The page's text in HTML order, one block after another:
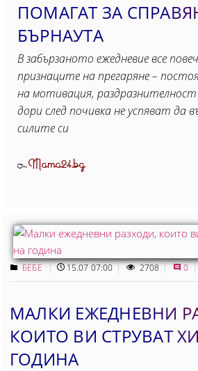
ПОМАГАТ ЗА
БЪРНАУТА
В забързаното ежедневие все
признаците на прегаряне –
на мотивация,
дори след почивка не успяват да
силите си
ОтMama24.bg
БЕБЕ 15.07 07:00 2708 0
МАЛКИ ЕЖЕДНЕВНИ
КОИТО ВИ СТРУВАТ
ГОДИНА